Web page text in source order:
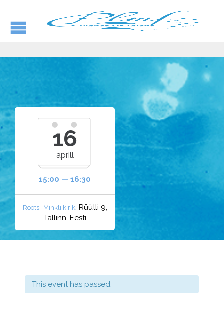
16
aprill
15:00 — 16:30
Rootsi-Mihkli kirik, Rüütli 9,
Tallinn, Eesti
This event has passed.